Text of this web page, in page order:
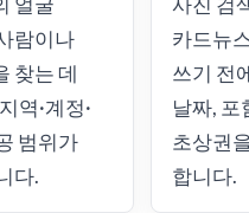
람이나
찾는 데
역·계정·
범위가
다.
카드뉴
쓰기 전
날짜, 포
초상권
합니다.